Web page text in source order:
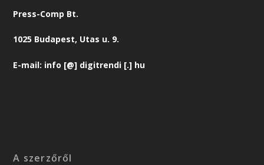
Press-Comp Bt.
1025 Budapest, Utas u. 9.
E-mail: info [@] digitrendi [.] hu
A szerzőről